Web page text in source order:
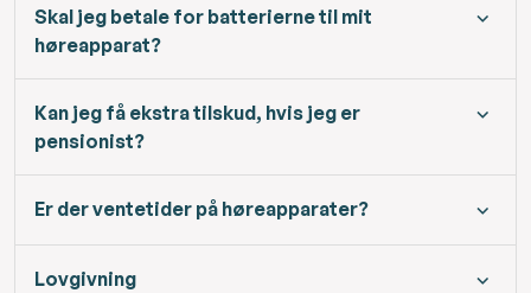
Skal jeg betale for batterierne til mit
høreapparat?
Kan jeg få ekstra tilskud, hvis jeg er
pensionist?
Er der ventetider på høreapparater?
Lovgivning